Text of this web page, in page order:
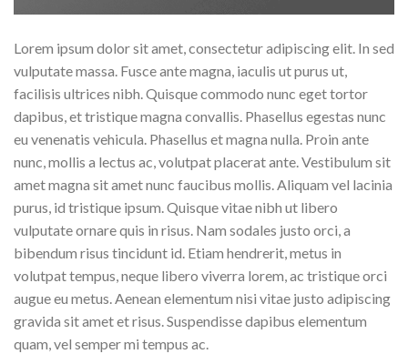
Lorem ipsum dolor sit amet, consectetur adipiscing elit. In sed
vulputate massa. Fusce ante magna, iaculis ut purus ut,
facilisis ultrices nibh. Quisque commodo nunc eget tortor
dapibus, et tristique magna convallis. Phasellus egestas nunc
eu venenatis vehicula. Phasellus et magna nulla. Proin ante
nunc, mollis a lectus ac, volutpat placerat ante. Vestibulum sit
amet magna sit amet nunc faucibus mollis. Aliquam vel lacinia
purus, id tristique ipsum. Quisque vitae nibh ut libero
vulputate ornare quis in risus. Nam sodales justo orci, a
bibendum risus tincidunt id. Etiam hendrerit, metus in
volutpat tempus, neque libero viverra lorem, ac tristique orci
augue eu metus. Aenean elementum nisi vitae justo adipiscing
gravida sit amet et risus. Suspendisse dapibus elementum
quam, vel semper mi tempus ac.